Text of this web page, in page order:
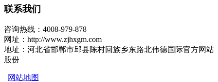
联系我们
咨询热线：4008-979-878
网址：http://www.zjhxgm.com
地址：河北省邯郸市邱县陈村回族乡东路北伟德国际官方网站
股份
网站地图